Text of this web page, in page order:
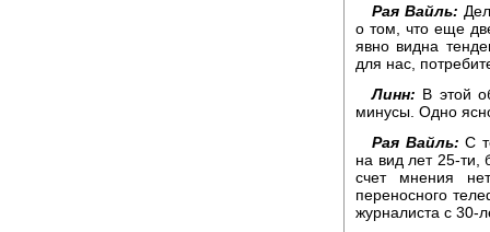
Рая Вайль:
о том, что еще
явно видна
для нас,
Линн: В этой
минусы. Одно
Рая Вайль: С
на вид лет 25-ти,
счет мнения
переносного
журналиста с 30-